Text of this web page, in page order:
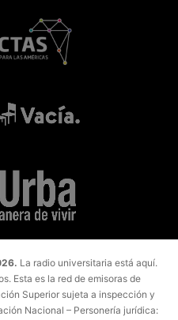
La radio universitaria está aquí.
Esta es la red de emisoras de
Superior sujeta a inspección y
Nacional – Personería jurídica: